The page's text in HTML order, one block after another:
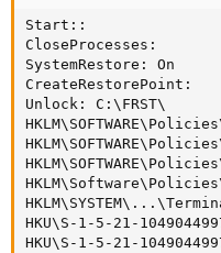
Start::
CloseProcesses:
SystemRestore: On
CreateRestorePoint:
Unlock: C:\FRST\
HKU\S-1-5-21-
HKU\S-1-5-21-